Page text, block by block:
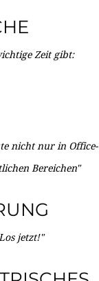
Zeit gibt:
nicht nur in Office-
Bereichen"
jetzt!"